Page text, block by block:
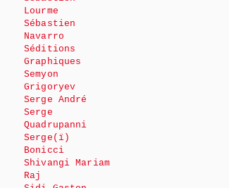
Lourme
Sébastien
Navarro
Séditions
Graphiques
Semyon
Grigoryev
Serge André
Serge
Quadrupanni
Serge(ï)
Bonicci
Shivangi Mariam
Raj